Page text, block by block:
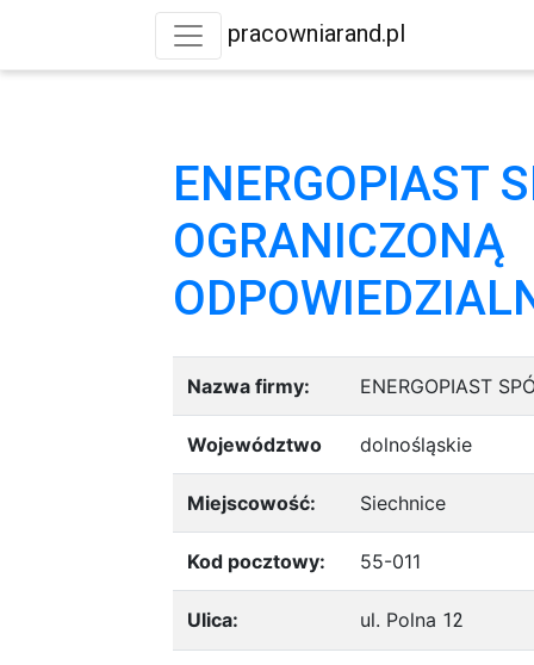
pracowniarand.pl
ENERGOPIAST
OGRANICZONĄ
Nazwa firmy: ENERGOPIAST
Województwo dolnośląskie
Miejscowość: Siechnice
Kod pocztowy: 55-011
Ulica: ul. Polna 12